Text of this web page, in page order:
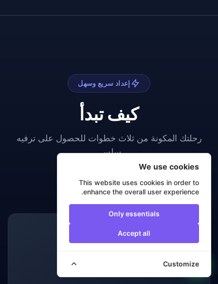
إعداد سريع وسهل
كيف تبدأ
رحلتك المكونة من ثلاث خطوات للحصول على ترفيه
سلس.
We use cookies
This website uses cookies in order to
enhance the overall user experience.
Only essentials
Accept all
Customize